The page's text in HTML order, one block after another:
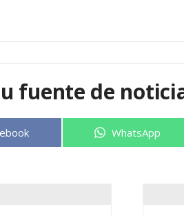
fuente de
Compartir
WhatsApp